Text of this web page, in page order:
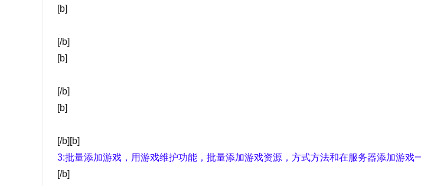
[b]
[/b]
[b]
[/b]
[b]
[/b][b]
3:批量添加游戏，用游戏维护功能，批量添加游戏资源，方式方法和在服务器添加游戏
[/b]